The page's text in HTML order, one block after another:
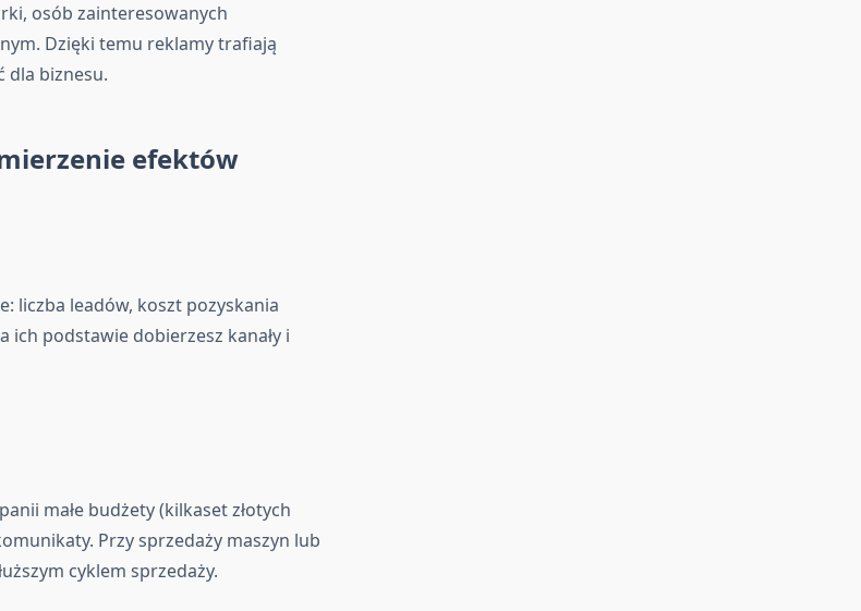
osób zainteresowanych
Dzięki temu reklamy trafiają
dla biznesu.
efektów
liczba leadów, koszt pozyskania
ich podstawie dobierzesz kanały i
małe budżety (kilkaset złotych
Przy sprzedaży maszyn lub
cyklem sprzedaży.